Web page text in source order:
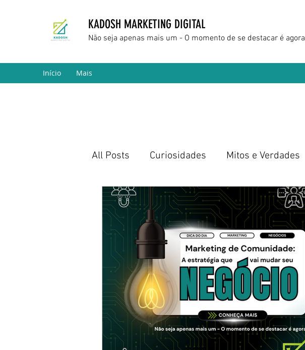
KADOSH MARKETING DIGITAL
Não seja apenas mais um - O momento de se destacar é agora
Início Mais
All Posts Curiosidades Mitos e Verdades
Marketing Digital Empreendedorismo